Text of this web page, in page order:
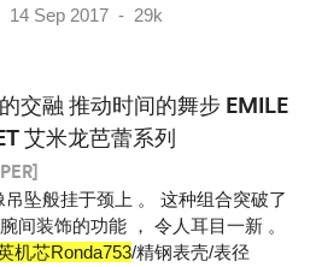
Sep 2017 - 29k
交融 推动时间的舞步 EMILE
艾米龙芭蕾系列
吊坠般挂于颈上 。 这种组合突破了
间装饰的功能 ， 令人耳目一新 。
机芯Ronda753/精钢表壳/表径